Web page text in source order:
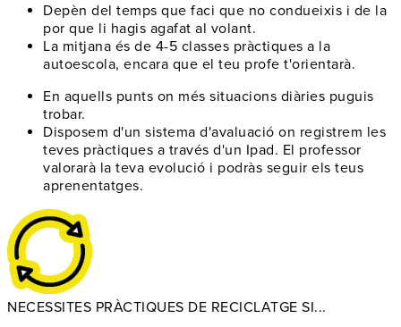
Depèn del temps que faci que no condueixis i de la
por que li hagis agafat al volant.
La mitjana és de 4-5 classes pràctiques a la
autoescola, encara que el teu profe t'orientarà.
En aquells punts on més situacions diàries puguis
trobar.
Disposem d'un sistema d'avaluació on registrem les
teves pràctiques a través d'un Ipad. El professor
valorarà la teva evolució i podràs seguir els teus
aprenentatges.
NECESSITES PRÀCTIQUES DE RECICLATGE SI...